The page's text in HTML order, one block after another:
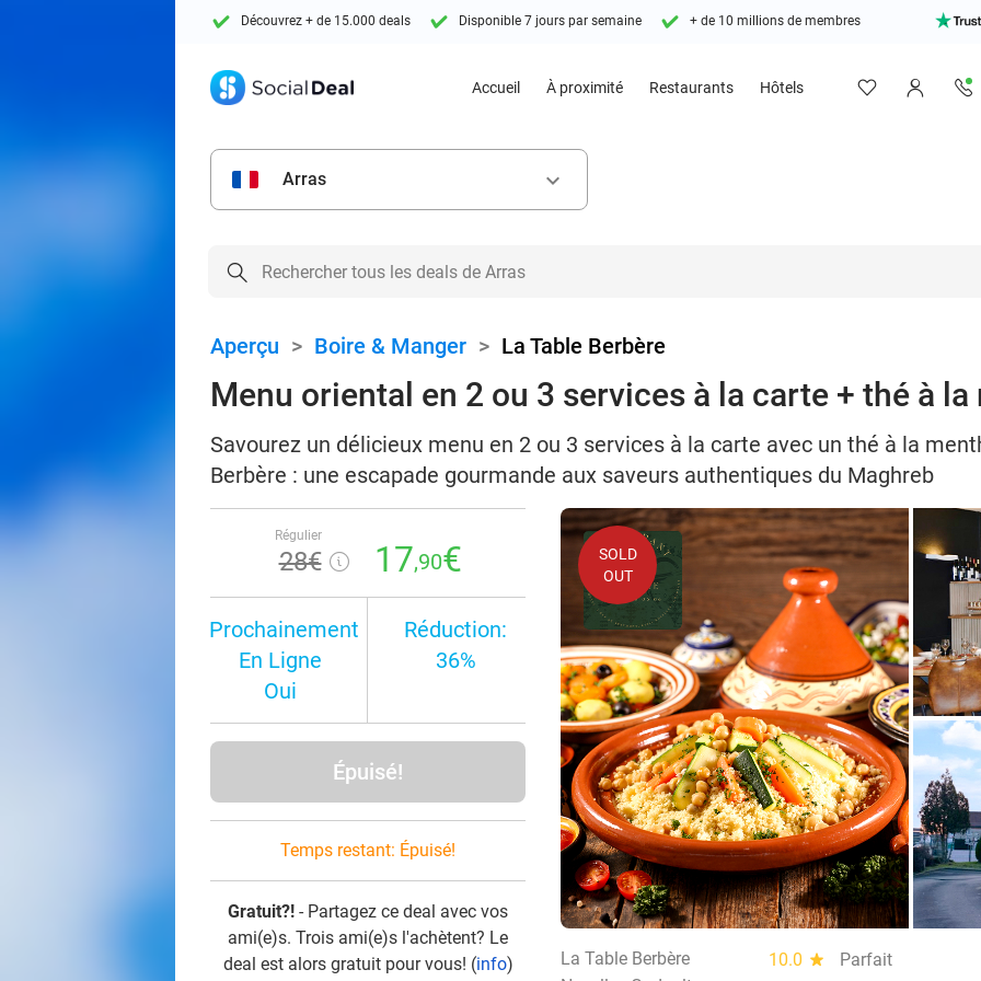
Découvrez + de 15.000 deals Disponible 7 jours par semaine + de 10 millions de membres
Accueil À proximité Restaurants Hôtels
Arras keyboard_arrow_down
Aperçu > Boire & Manger > La Table Berbère
Menu oriental en 2 ou 3 services à la carte + thé à la
Savourez un délicieux menu en 2 ou 3 services à la carte avec un thé à la
Berbère : une escapade gourmande aux saveurs authentiques du Maghreb
Régulier
28€ 17,90€
Prochainement
En Ligne
Oui
Réduction:
36%
Épuisé!
Temps restant: Épuisé!
Gratuit?! - Partagez ce deal avec vos
ami(e)s. Trois ami(e)s l'achètent? Le
deal est alors gratuit pour vous! (info)
SOLD
OUT
La Table Berbère 10.0 star
Parfait